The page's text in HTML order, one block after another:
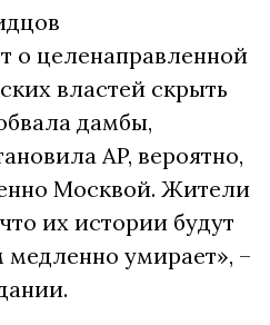
о целенаправленной
властей скрыть
дамбы,
AP, вероятно,
Москвой. Жители
их истории будут
медленно умирает», –